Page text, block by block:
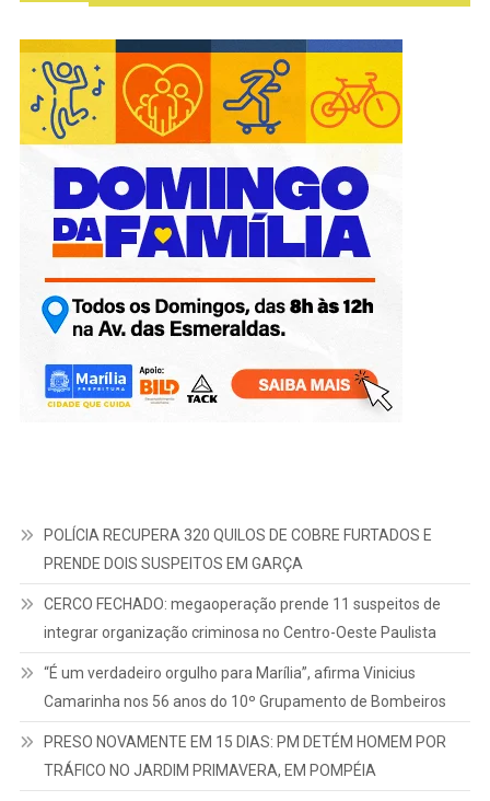
POLÍCIA RECUPERA 320 QUILOS DE COBRE FURTADOS E
PRENDE DOIS SUSPEITOS EM GARÇA
CERCO FECHADO: megaoperação prende 11 suspeitos de
integrar organização criminosa no Centro-Oeste Paulista
“É um verdadeiro orgulho para Marília”, afirma Vinicius
Camarinha nos 56 anos do 10º Grupamento de Bombeiros
PRESO NOVAMENTE EM 15 DIAS: PM DETÉM HOMEM POR
TRÁFICO NO JARDIM PRIMAVERA, EM POMPÉIA